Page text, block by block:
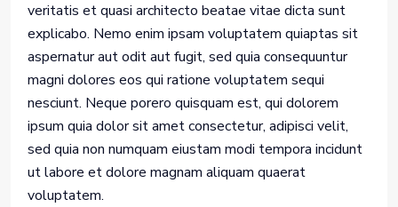
veritatis et quasi architecto beatae vitae dicta sunt
explicabo. Nemo enim ipsam voluptatem quiaptas sit
aspernatur aut odit aut fugit, sed quia consequuntur
magni dolores eos qui ratione voluptatem sequi
nesciunt. Neque porero quisquam est, qui dolorem
ipsum quia dolor sit amet consectetur, adipisci velit,
sed quia non numquam eiustam modi tempora incidunt
ut labore et dolore magnam aliquam quaerat
voluptatem.